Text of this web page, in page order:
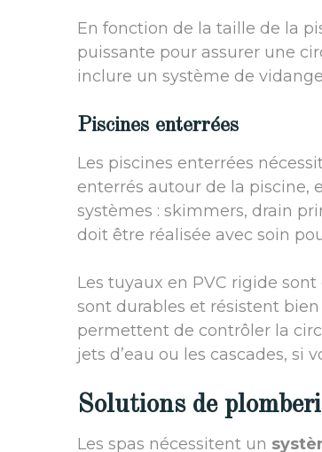
En fonction de la taille de la
puissante pour assurer une
inclure un système de
Piscines enterrées
Les piscines enterrées
enterrés autour de la piscine,
systèmes : skimmers, drain
doit être réalisée avec soin
Les tuyaux en PVC rigide
sont durables et résistent
permettent de contrôler la
jets d’eau ou les cascades, si
Solutions de
Les spas nécessitent un